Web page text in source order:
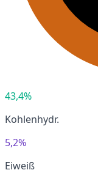
43,4%
Kohlenhydr.
5,2%
Eiweiß